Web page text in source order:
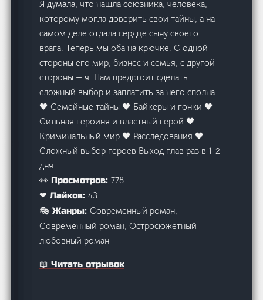
Я думала, что нашла союзника, человека,
которому могла доверить свои тайны, а на
самом деле отдала сердце сыну своего
врага. Теперь мы оба на крючке. С одной
стороны его мир, бизнес и семья, с другой
стороны — я. Нам предстоит сделать
сложный выбор и заплатить за него сполна.
🖤 Семейные тайны 🖤 Байкеры и гонки 🖤
Сильная героиня и властный герой 🖤
Криминальный мир 🖤 Расследования 🖤
Сложный выбор героев Выход глав раз в 1-2
дня
👀 Просмотров:778
❤ Лайков:43
🎭 Жанры:Современный роман,
Современный роман, Остросюжетный
любовный роман
📖 Читать отрывок